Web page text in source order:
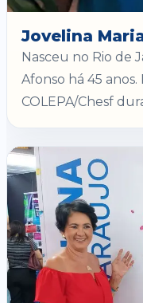
Jovelina
Nasceu no Rio de
Afonso há 45 anos.
COLEPA/Chesf